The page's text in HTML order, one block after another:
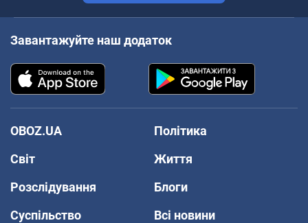
Завантажуйте наш додаток
OBOZ.UA
Політика
Світ
Життя
Розслідування
Блоги
Суспільство
Всі новини